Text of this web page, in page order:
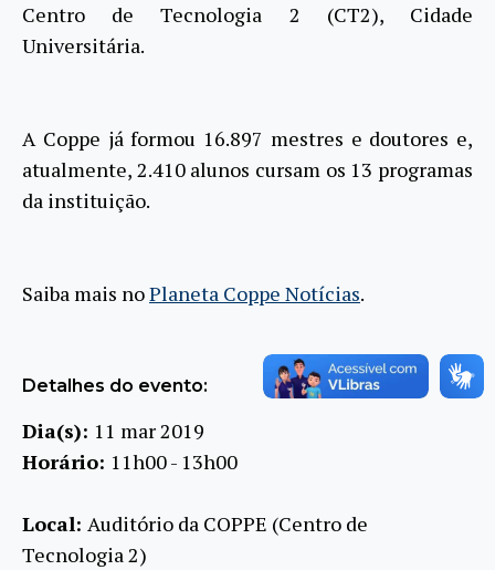
Centro de Tecnologia 2 (CT2), Cidade
Universitária.
A Coppe já formou 16.897 mestres e doutores e,
atualmente, 2.410 alunos cursam os 13 programas
da instituição.
Saiba mais noPlaneta Coppe Notícias.
Detalhes do evento:
Dia(s): 11 mar 2019
Horário: 11h00 - 13h00
Local: Auditório da COPPE (Centro de
Tecnologia 2)